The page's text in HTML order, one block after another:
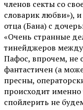
членов секты со
словарик любви»),
отца (Бана) с
«Очень странные
тинейджеров
Пафос, впрочем, не
фантастичен (а
пресны,
происходит
спойлерить не